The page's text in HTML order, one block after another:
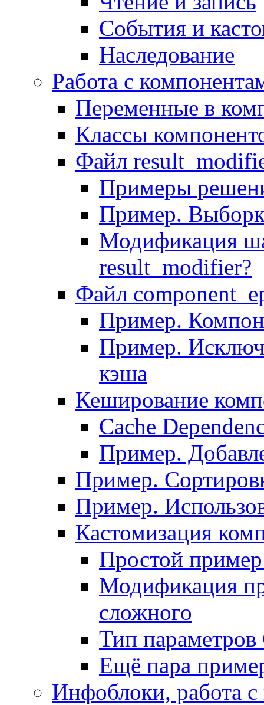
События и
Наследование
Работа с
Переменные в
Классы
Файл
Примеры
Пример.
Модификация
result_modifier?
Файл
Пример.
Пример.
кэша
Кеширование
Сache
Пример.
Пример.
Пример.
Кастомизация
Простой
Модификация
сложного
Тип
Ещё пара
Инфоблоки, работа